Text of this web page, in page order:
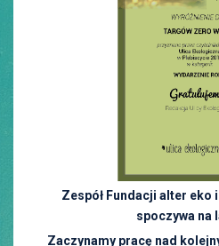
Zespół Fundacji alter eko
spoczywa na
Zaczynamy pracę nad